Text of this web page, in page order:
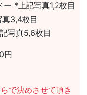
ー *上記写真1,2枚目
3,4枚目
写真5,6枚目
円
で決めさせて頂き